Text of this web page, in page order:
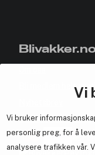
Vi
Vi bruker
personlig preg, for å
analysere trafikken vår.
Bli medlem helt
Samarbeid med oss